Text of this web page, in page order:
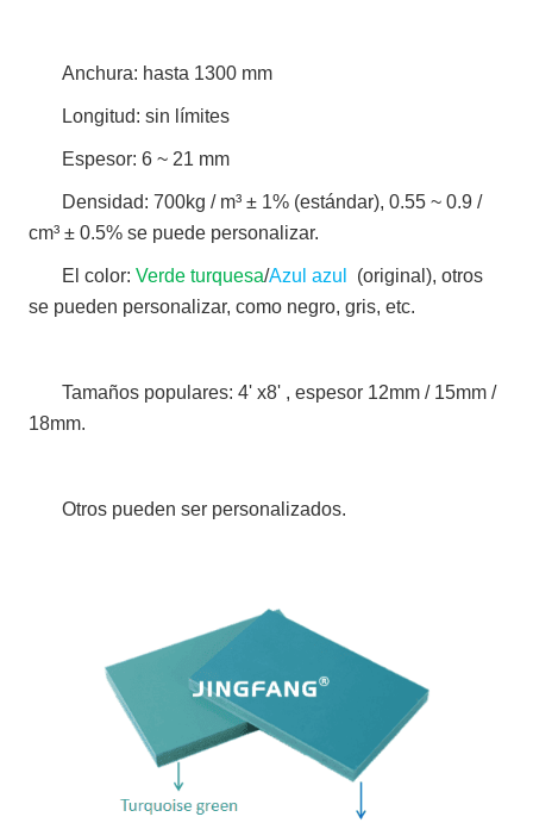
Anchura: hasta 1300 mm
Longitud: sin límites
Espesor: 6 ~ 21 mm
Densidad: 700kg / m³ ± 1% (estándar), 0.55 ~ 0.9 /
cm³ ± 0.5% se puede personalizar.
El color:Verde turquesa/Azul azul
(original), otros
se pueden personalizar, como negro, gris, etc.
Tamaños populares: 4' x8' , espesor 12mm / 15mm /
18mm.
Otros pueden ser personalizados.